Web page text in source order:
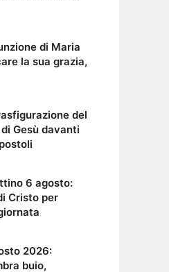
di Maria
la sua grazia,
del
Gesù davanti
6 agosto:
Cristo per
2026:
buio,